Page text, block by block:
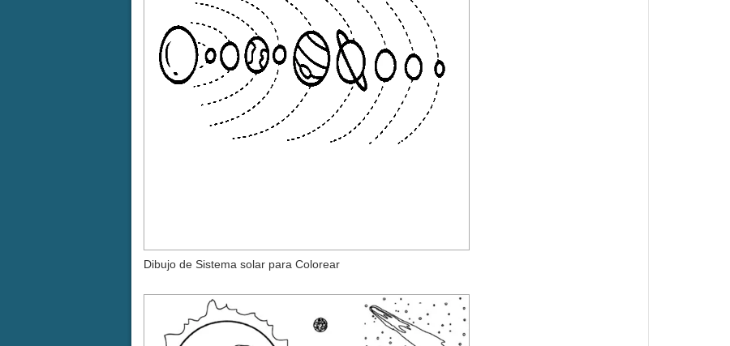
Dibujo de Sistema solar para Colorear